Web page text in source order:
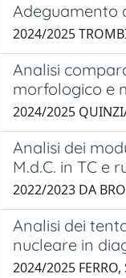
Adeguamento
2024/2025
Analisi
morfologico e
2024/2025
Analisi dei
M.d.C. in TC e
2022/2023 DA
Analisi dei
nucleare in
2024/2025 FERRO,